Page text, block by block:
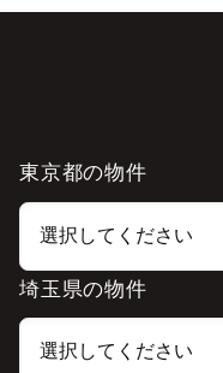
東京都の物件
埼玉県の物件